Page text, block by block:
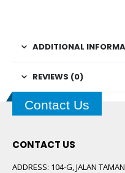
ADDITIONAL
REVIEWS (0)
Contact Us
CONTACT US
ADDRESS: 104-G, JALAN